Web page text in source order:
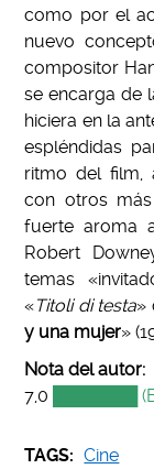
como por el
nuevo
compositor
se encarga de
hiciera en la
espléndidas
ritmo del film,
con otros
fuerte aroma
Robert
temas
«Titoli di testa»
y una mujer»
Nota del autor:
7,0
███████
TAGS: Cine